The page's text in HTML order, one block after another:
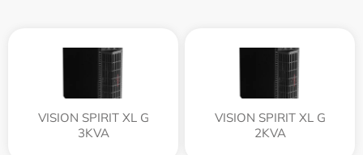
VISION SPIRIT XL G
3KVA
VISION SPIRIT XL G
2KVA